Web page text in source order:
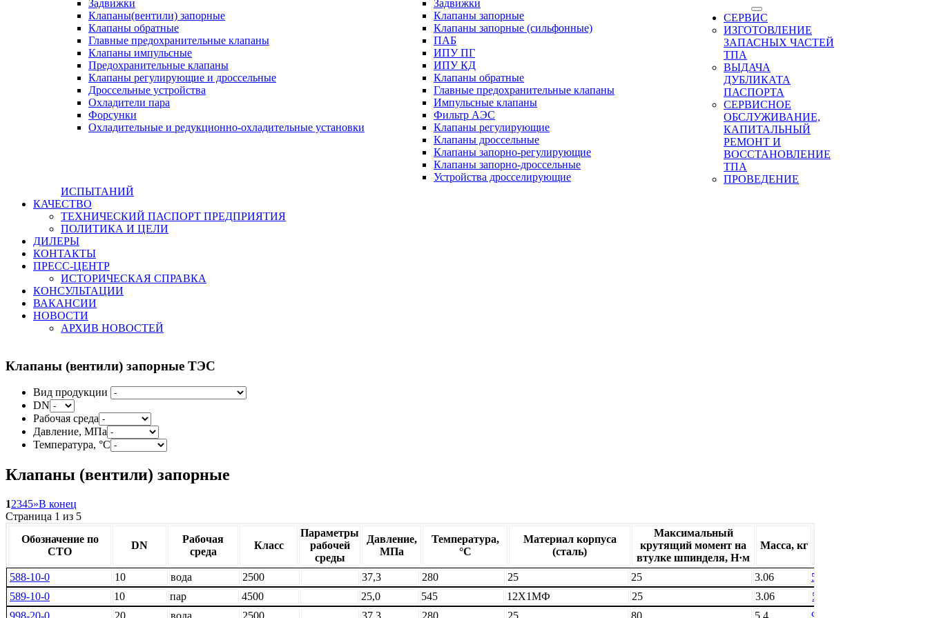
Задвижки
Клапаны(вентили) запорные
Клапаны обратные
Главные предохранительные клапаны
Клапаны импульсные
Предохранительные клапаны
Клапаны регулирующие и дроссельные
Дроссельные устройства
Охладители пара
Форсунки
Охладительные и редукционно-охладительные установки
Задвижки
Клапаны запорные
Клапаны запорные (сильфонные)
ПАБ
ИПУ ПГ
ИПУ КД
Клапаны обратные
Главные предохранительные клапаны
Импульсные клапаны
Фильтр АЭС
Клапаны регулирующие
Клапаны дроссельные
Клапаны запорно-регулирующие
Клапаны запорно-дроссельные
Устройства дросселирующие
СЕРВИС
ИЗГОТОВЛЕНИЕ
ЗАПАСНЫХ ЧАСТЕЙ
ТПА
ВЫДАЧА
ДУБЛИКАТА
ПАСПОРТА
СЕРВИСНОЕ
ОБСЛУЖИВАНИЕ,
КАПИТАЛЬНЫЙ
РЕМОНТ И
ВОССТАНОВЛЕНИЕ
ТПА
ПРОВЕДЕНИЕ
ИСПЫТАНИЙ
КАЧЕСТВО
ТЕХНИЧЕСКИЙ ПАСПОРТ ПРЕДПРИЯТИЯ
ПОЛИТИКА И ЦЕЛИ
ДИЛЕРЫ
КОНТАКТЫ
ПРЕСС-ЦЕНТР
ИСТОРИЧЕСКАЯ СПРАВКА
КОНСУЛЬТАЦИИ
ВАКАНСИИ
НОВОСТИ
АРХИВ НОВОСТЕЙ
Клапаны (вентили) запорные ТЭС
Вид продукции
DN
Рабочая среда
Давление, МПа
Температура, °С
Клапаны (вентили) запорные
12345»В конец
Страница 1 из 5
Обозначение по
СТО
DN
Рабочая
среда
Класс
Параметры
рабочей
среды
Давление,
МПа
Температура,
°С
Материал корпуса
(сталь)
Максимальный
крутящий момент на
втулке шпинделя, Н·м
Масса, кг
588-10-0 10 вода 2500 37,3 280 25 25 3.06 588-10-0
589-10-0
10 пар 4500 25,0 545 12Х1МФ 25 3.06 589-10-0